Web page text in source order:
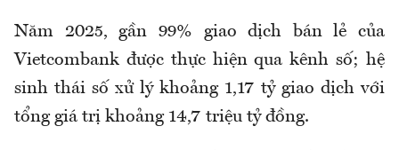
Năm 2025, gần 99% giao dịch bán lẻ của
Vietcombank được thực hiện qua kênh số; hệ
sinh thái số xử lý khoảng 1,17 tỷ giao dịch với
tổng giá trị khoảng 14,7 triệu tỷ đồng.